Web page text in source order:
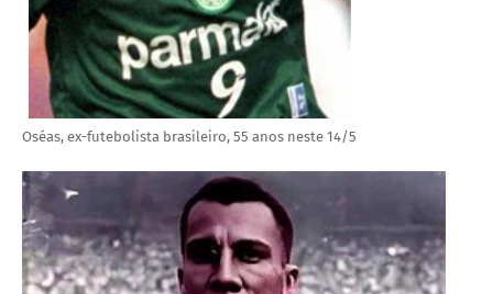
Oséas, ex-futebolista brasileiro, 55 anos neste 14/5